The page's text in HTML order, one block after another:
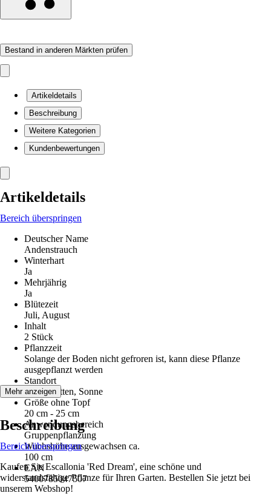
Bestand in anderen Märkten prüfen
Artikeldetails
Beschreibung
Weitere Kategorien
Kundenbewertungen
Artikeldetails
Bereich überspringen
Deutscher Name
Andenstrauch
Winterhart
Ja
Mehrjährig
Ja
Blütezeit
Juli, August
Inhalt
2 Stück
Pflanzzeit
Solange der Boden nicht gefroren ist, kann diese Pflanze
ausgepflanzt werden
Standort
Halbschatten, Sonne
Größe ohne Topf
20 cm - 25 cm
Anwendungsbereich
Gruppenpflanzung
Wuchshöhe ausgewachsen ca.
100 cm
EAN
5400785047507
Mehr anzeigen
Beschreibung
Bereich überspringen
Kaufen Sie Escallonia 'Red Dream', eine schöne und
widerstandsfähige Pflanze für Ihren Garten. Bestellen Sie jetzt bei
unserem Webshop!